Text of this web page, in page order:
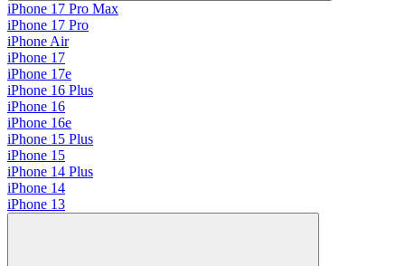
iPhone 17 Pro Max
iPhone 17 Pro
iPhone Air
iPhone 17
iPhone 17e
iPhone 16 Plus
iPhone 16
iPhone 16e
iPhone 15 Plus
iPhone 15
iPhone 14 Plus
iPhone 14
iPhone 13